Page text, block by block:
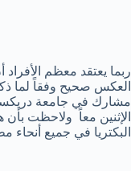
ربما يعتقد معظم
العكس صحيح وفقاً لما
مشارك في جامعة دريكسل
الإثنين معاً ولاحظت
البكتريا في جميع